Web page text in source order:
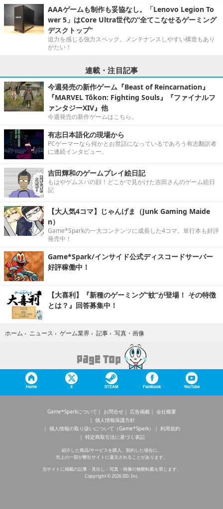
AAAゲームも制作も妥協なし。「Lenovo Legion To
wer 5」はCore Ultra世代の“全てこなせるゲーミング
デスクトップ”
迫力を感じる強力スペック。メンテナンスしやすい構造もあり
がたい！
連載・注目記事
今週発売の新作ゲーム『Beast of Reincarnation』
『MARVEL Tōkon: Fighting Souls』『ファイナルフ
ァンタジーXIV』他
今週発売の新作ゲームはこちら。
有志日本語化の現場から
PCゲーマーなら何かとお世話になっているであろう有志翻訳者
に連続インタビュー。
吉田輝和のゲームプレイ絵日記
もはやゲムスパの顔！どこかで見かけた吉田さんのゲーム絵日
記
【大人気4コマ】じゃんげま（Junk Gaming Maide
n）
Game*Sparkの一大コンテンツに成長した4コマ。単行本も好評
発売中！
Game*Spark/インサイド公式ディスコードサーバー
好評稼働中！
【大喜利】『新種のゲーミング“蚊”が登場！ その特徴
とは？』回答募集中！
ホーム › ニュース › ゲーム業界 › 記事 › 写真・画像
Home X STEAM Facebook YouTube
Game*Sparkについて お問合せ 広告掲載
会社概要
個人情報保護方針
個人情報の取り扱いについて（Game*Spark）
利用規約
特定商取引法に基づく表記
紹介した商品/サービスを購入、契約した場合に、
売上の一部が弊社サイトに還元されることがあります。
当サイトに掲載の記事・見出し・写真・画像の無断転載を禁じます。
Copyright © 2026 IID, Inc.